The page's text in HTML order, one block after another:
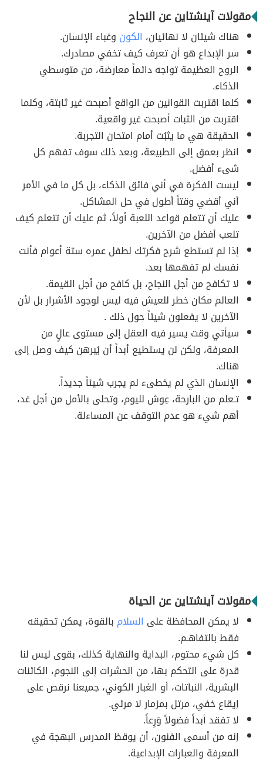
مقولات آينشتاين عن النجاح
هناك شيئان لا نهائيان، الكون وغباء الإنسان.
سر الإبداع هو أن تعرف كيف تخفي مصادرك.
الروح العظيمة تواجه دائماً معارضة، من متوسطي
الذكاء.
كلما اقتربت القوانين من الواقع أصبحت غير ثابتة، وكلما
اقتربت من الثبات أصبحت غير واقعية.
الحقيقة هي ما يثبُت أمام امتحان التجربة.
انظر بعمق إلى الطبيعة، وبعد ذلك سوف تفهم كل
شىء أفضل.
ليست الفكرة في أني فائق الذكاء، بل كل ما في الأمر
أني أقضي وقتاً أطول في حل المشاكل.
عليك أن تتعلم قواعد اللعبة أولاً، ثم عليك أن تتعلم كيف
تلعب أفضل من الآخرين.
إذا لم تستطع شرح فكرتك لطفل عمره ستة أعوام فأنت
نفسك لم تفهمها بعد.
لا تكافح من أجل النجاح، بل كافح من أجل القيمة.
العالم مكان خطر للعيش فيه ليس لوجود الأشرار بل لأن
الآخرين لا يفعلون شيئاً حول ذلك .
سيأتي وقت يسير فيه العقل إلى مستوى عالٍ من
المعرفة، ولكن لن يستطيع أبداً أن يُبرهن كيف وصل إلى
هناك.
الإنسان الذي لم يخطىء لم يجرب شيئاً جديداً.
تـعلم من البارحة، عِوش لليوم، وتحلى بالأمل من أجل غد،
أهم شيء هو عدم التوقف عن المساءلة.
مقولات آينشتاين عن الحياة
لا يمكن المحافظة على السلام بالقوة، يمكن تحقيقه
فقط بالتفاهـم.
كل شيء محتوم، البداية والنهاية كذلك، بقوى ليس لنا
قدرة على التحكم بها، من الحشرات إلى النجوم، الكائنات
البشرية، النباتات، أو الغبار الكوني، جميعنا نرقص على
إيقاع خفي، مرتل بمزمار لا مرئي.
لا تفقد أبداً فضولاً وَرِعاً.
إنه من أسمى الفنون، أن يوقظ المدرس البهجة في
المعرفة والعبارات الإبداعية.